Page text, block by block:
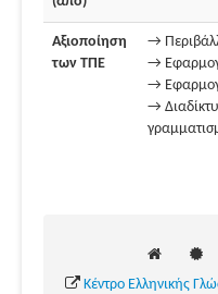
Αξιοποίηση
των ΤΠΕ
→
→
→
→
Κέντρο Ελληνικής